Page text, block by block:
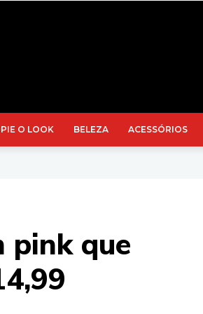
O LOOK BELEZA ACESSÓRIOS
pink que